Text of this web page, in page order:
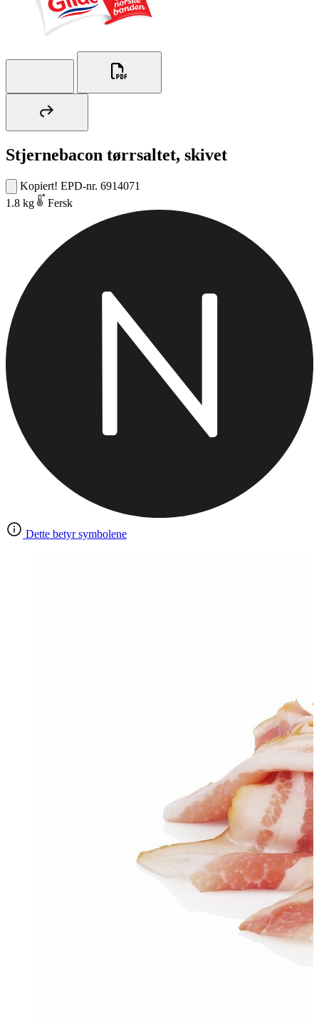
Stjernebacon tørrsaltet, skivet
Kopiert! EPD-nr. 6914071
1.8 kg
Fersk
Dette betyr symbolene